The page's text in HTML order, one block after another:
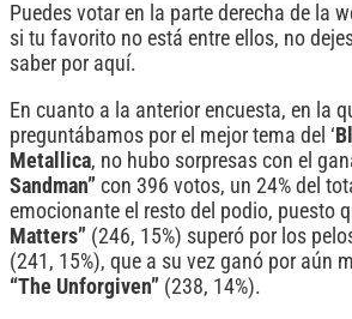
Puedes votar en la parte derecha de la
si tu favorito no está entre ellos, no
saber por aquí.
En cuanto a la anterior encuesta, en la
preguntábamos por el mejor tema del ‘
Metallica, no hubo sorpresas con el
Sandman” con 396 votos, un 24% del
emocionante el resto del podio, puesto
Matters” (246, 15%) superó por los
(241, 15%), que a su vez ganó por aún
“The Unforgiven” (238, 14%).